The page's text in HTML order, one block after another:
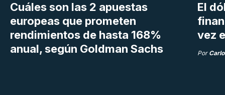
Cuáles son las 2 apuestas
europeas que prometen
rendimientos de hasta 168%
anual, según Goldman Sachs
El
vez
Por